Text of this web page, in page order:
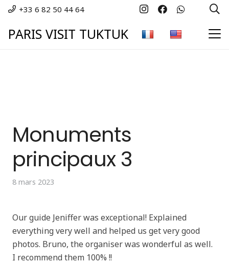
+33 6 82 50 44 64
PARIS VISIT TUKTUK
Monuments
principaux 3
8 mars 2023
Our guide Jeniffer was exceptional! Explained
everything very well and helped us get very good
photos. Bruno, the organiser was wonderful as well.
I recommend them 100% !!